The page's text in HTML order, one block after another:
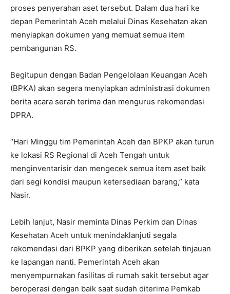
proses penyerahan aset tersebut. Dalam dua hari ke
depan Pemerintah Aceh melalui Dinas Kesehatan akan
menyiapkan dokumen yang memuat semua item
pembangunan RS.
Begitupun dengan Badan Pengelolaan Keuangan Aceh
(BPKA) akan segera menyiapkan administrasi dokumen
berita acara serah terima dan mengurus rekomendasi
DPRA.
“Hari Minggu tim Pemerintah Aceh dan BPKP akan turun
ke lokasi RS Regional di Aceh Tengah untuk
menginventarisir dan mengecek semua item aset baik
dari segi kondisi maupun ketersediaan barang,” kata
Nasir.
Lebih lanjut, Nasir meminta Dinas Perkim dan Dinas
Kesehatan Aceh untuk menindaklanjuti segala
rekomendasi dari BPKP yang diberikan setelah tinjauan
ke lapangan nanti. Pemerintah Aceh akan
menyempurnakan fasilitas di rumah sakit tersebut agar
beroperasi dengan baik saat sudah diterima Pemkab